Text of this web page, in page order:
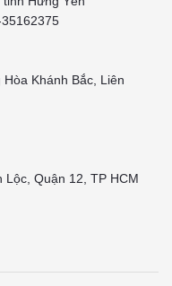
Khánh Bắc, Liên
Quận 12, TP HCM